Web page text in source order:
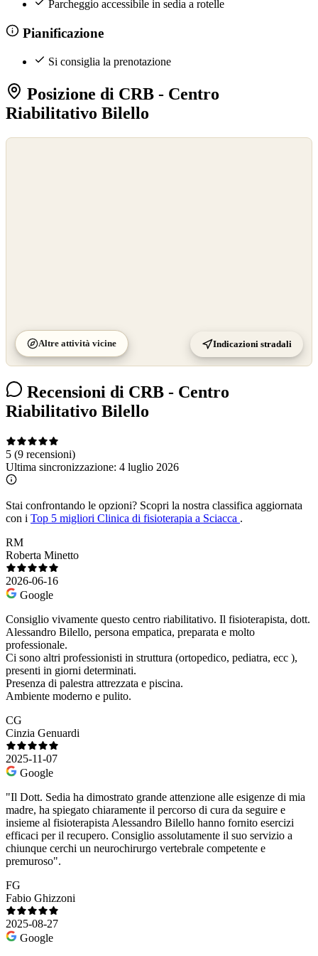
Parcheggio accessibile in sedia a rotelle
Pianificazione
Si consiglia la prenotazione
Posizione di CRB - Centro
Riabilitativo Bilello
Altre attività vicine Indicazioni stradali
Recensioni di CRB - Centro
Riabilitativo Bilello
5 (9 recensioni)
Ultima sincronizzazione: 4 luglio 2026
Stai confrontando le opzioni? Scopri la nostra classifica aggiornata
con i Top 5 migliori Clinica di fisioterapia a Sciacca .
RM
Roberta Minetto
2026-06-16
Google
Consiglio vivamente questo centro riabilitativo. Il fisioterapista, dott.
Alessandro Bilello, persona empatica, preparata e molto
professionale.
Ci sono altri professionisti in struttura (ortopedico, pediatra, ecc ),
presenti in giorni determinati.
Presenza di palestra attrezzata e piscina.
Ambiente moderno e pulito.
CG
Cinzia Genuardi
2025-11-07
Google
"Il Dott. Sedia ha dimostrato grande attenzione alle esigenze di mia
madre, ha spiegato chiaramente il percorso di cura da seguire e
insieme al fisioterapista Alessandro Bilello hanno fornito esercizi
efficaci per il recupero. Consiglio assolutamente il suo servizio a
chiunque cerchi un neurochirurgo vertebrale competente e
premuroso".
FG
Fabio Ghizzoni
2025-08-27
Google